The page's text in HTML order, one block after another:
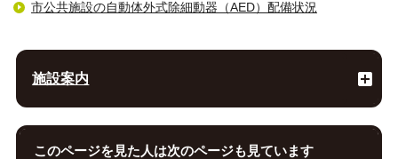
市公共施設の自動体外式除細動器（AED）配備状況
施設案内
このページを見た人は次のページも見ています